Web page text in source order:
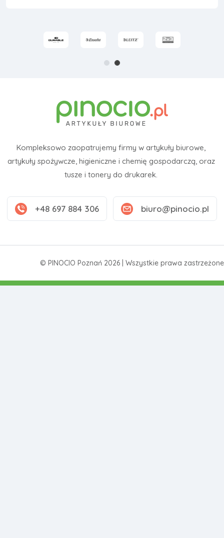
Kompleksowo zaopatrujemy firmy w artykuły biurowe,
artykuły spożywcze, higieniczne i chemię gospodarczą, oraz
tusze i tonery do drukarek.
+48 697 884 306 biuro@pinocio.pl
© PINOCIO Poznań 2026 | Wszystkie prawa zastrzeżone